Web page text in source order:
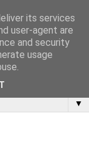
▼
its services
user-agent are
and security
usage